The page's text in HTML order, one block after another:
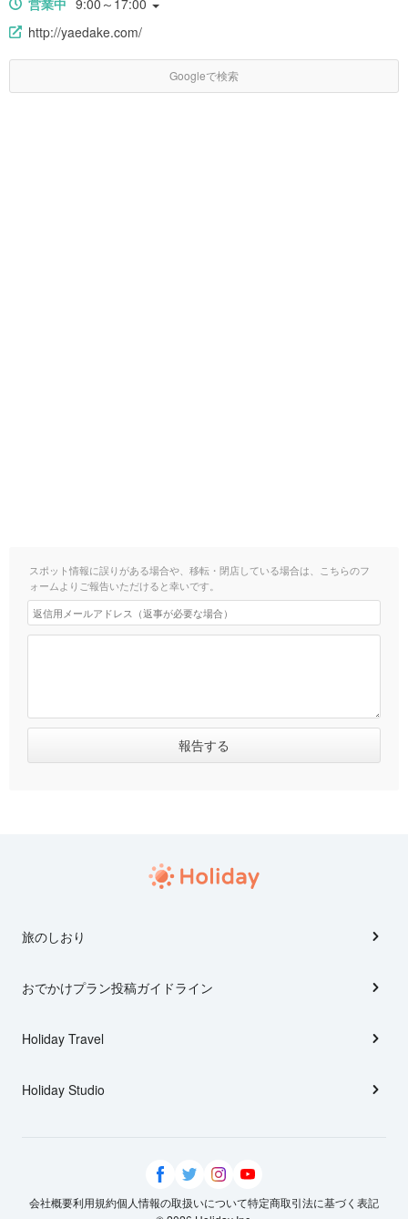
営業中 9:00～17:00
http://yaedake.com/
Googleで検索
スポット情報に誤りがある場合や、移転・閉店している場合は、こちらのフ
ォームよりご報告いただけると幸いです。
旅のしおり
おでかけプラン投稿ガイドライン
Holiday Travel
Holiday Studio
会社概要利用規約個人情報の取扱いについて特定商取引法に基づく表記